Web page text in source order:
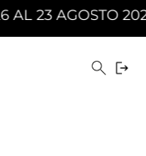
23 AGOSTO